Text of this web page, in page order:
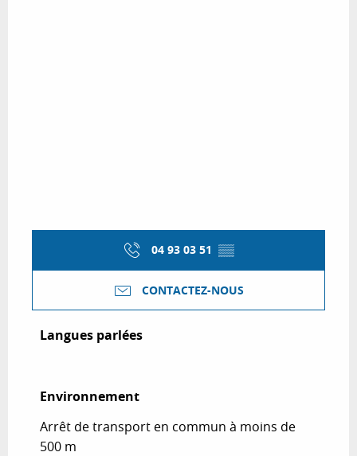
04 93 03 51 ▒▒
CONTACTEZ-NOUS
Langues parlées
Langues parlées
Environnement
Environnement
Arrêt de transport en commun à moins de
500 m